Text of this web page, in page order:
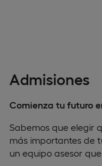
Admisiones
Comienza tu futuro
Sabemos que elegir
más importantes de
un equipo asesor